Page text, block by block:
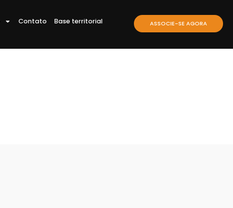
Contato Base territorial ASSOCIE-SE AGORA